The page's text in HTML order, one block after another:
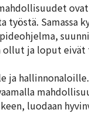
Samassa
ollut ja loput eivät
ja hallinnonaloille.
luodaan